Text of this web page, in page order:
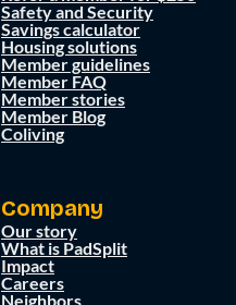
Safety and Security
Savings calculator
Housing solutions
Member guidelines
Member FAQ
Member stories
Member Blog
Coliving
Company
Our story
What is PadSplit
Impact
Careers
Neighbors